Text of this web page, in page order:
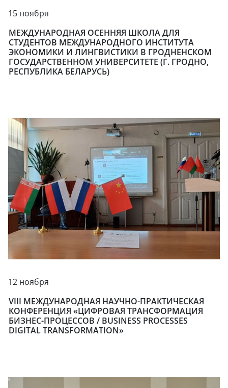
15 ноября
МЕЖДУНАРОДНАЯ ОСЕННЯЯ ШКОЛА ДЛЯ
СТУДЕНТОВ МЕЖДУНАРОДНОГО ИНСТИТУТА
ЭКОНОМИКИ И ЛИНГВИСТИКИ В ГРОДНЕНСКОМ
ГОСУДАРСТВЕННОМ УНИВЕРСИТЕТЕ (Г. ГРОДНО,
РЕСПУБЛИКА БЕЛАРУСЬ)
12 ноября
VIII МЕЖДУНАРОДНАЯ НАУЧНО-ПРАКТИЧЕСКАЯ
КОНФЕРЕНЦИЯ «ЦИФРОВАЯ ТРАНСФОРМАЦИЯ
БИЗНЕС-ПРОЦЕССОВ / BUSINESS PROCESSES
DIGITAL TRANSFORMATION»